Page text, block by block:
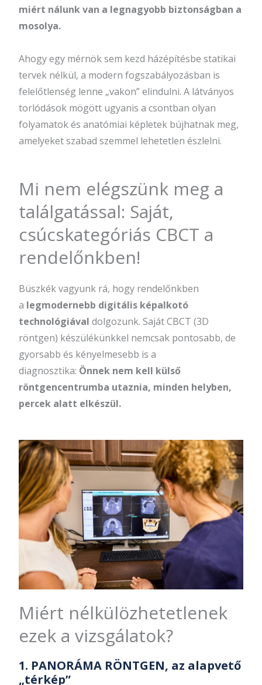
miért nálunk van a legnagyobb biztonságban a
mosolya.
Ahogy egy mérnök sem kezd házépítésbe statikai
tervek nélkül, a modern fogszabályozásban is
felelőtlenség lenne „vakon” elindulni. A látványos
torlódások mögött ugyanis a csontban olyan
folyamatok és anatómiai képletek bújhatnak meg,
amelyeket szabad szemmel lehetetlen észlelni.
Mi nem elégszünk meg a
találgatással: Saját,
csúcskategóriás CBCT a
rendelőnkben!
Büszkék vagyunk rá, hogy rendelőnkben
a legmodernebb digitális képalkotó
technológiával dolgozunk. Saját CBCT (3D
röntgen) készülékünkkel nemcsak pontosabb, de
gyorsabb és kényelmesebb is a
diagnosztika: Önnek nem kell külső
röntgencentrumba utaznia, minden helyben,
percek alatt elkészül.
Miért nélkülözhetetlenek
ezek a vizsgálatok?
1. PANORÁMA RÖNTGEN, az alapvető
„térkép”